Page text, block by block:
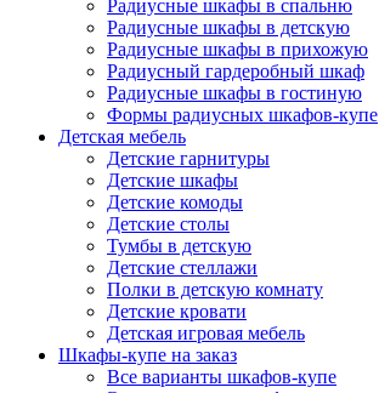
Радиусные шкафы в спальню
Радиусные шкафы в детскую
Радиусные шкафы в прихожую
Радиусный гардеробный шкаф
Радиусные шкафы в гостиную
Формы радиусных шкафов-купе
Детская мебель
Детские гарнитуры
Детские шкафы
Детские комоды
Детские столы
Тумбы в детскую
Детские стеллажи
Полки в детскую комнату
Детские кровати
Детская игровая мебель
Шкафы-купе на заказ
Все варианты шкафов-купе